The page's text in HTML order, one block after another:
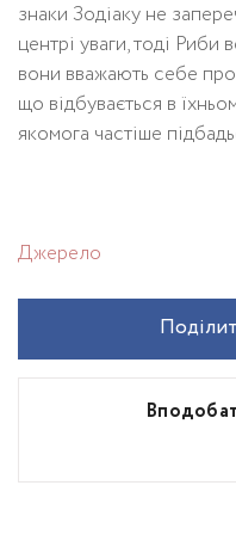
знаки Зодіаку не
центрі уваги, тоді Риби
вони вважають себе
що відбувається в
якомога частіше
Джерело